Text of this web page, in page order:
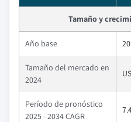
Tamaño y
Año base
Tamaño del mercado en
2024
Período de pronóstico
2025 - 2034 CAGR